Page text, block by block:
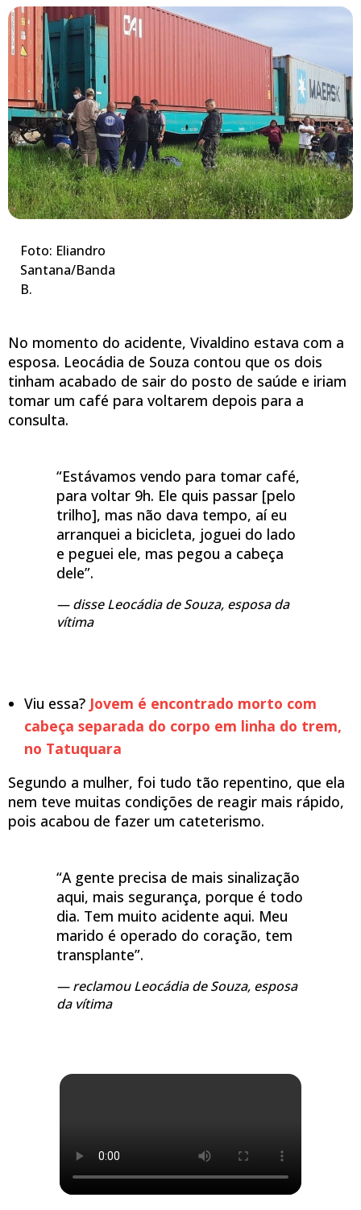
Foto: Eliandro
Santana/Banda
B.
No momento do acidente, Vivaldino estava com a
esposa. Leocádia de Souza contou que os dois
tinham acabado de sair do posto de saúde e iriam
tomar um café para voltarem depois para a
consulta.
“Estávamos vendo para tomar café,
para voltar 9h. Ele quis passar [pelo
trilho], mas não dava tempo, aí eu
arranquei a bicicleta, joguei do lado
e peguei ele, mas pegou a cabeça
dele”.
disse Leocádia de Souza, esposa da
vítima
Viu essa? Jovem é encontrado morto com
cabeça separada do corpo em linha do trem,
no Tatuquara
Segundo a mulher, foi tudo tão repentino, que ela
nem teve muitas condições de reagir mais rápido,
pois acabou de fazer um cateterismo.
“A gente precisa de mais sinalização
aqui, mais segurança, porque é todo
dia. Tem muito acidente aqui. Meu
marido é operado do coração, tem
transplante”.
reclamou Leocádia de Souza, esposa
da vítima